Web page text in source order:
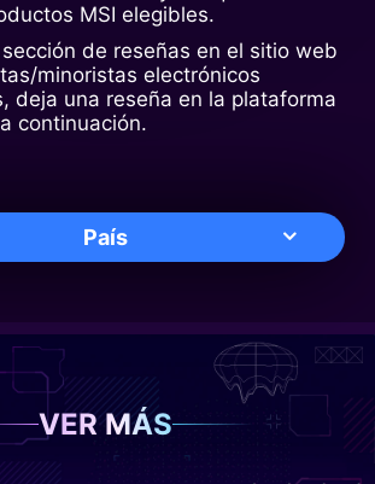
MSI elegibles.
de reseñas en el sitio web
minoristas electrónicos
deja una reseña en la plataforma
continuación.
País
VER MÁS